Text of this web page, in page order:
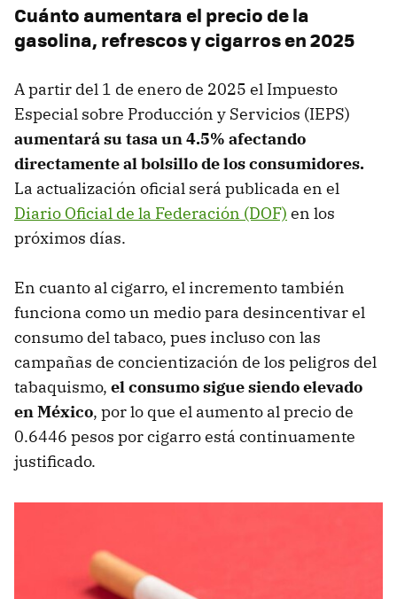
Cuánto aumentara el precio de la
gasolina, refrescos y cigarros en 2025
A partir del 1 de enero de 2025 el Impuesto
Especial sobre Producción y Servicios (IEPS)
aumentará su tasa un 4.5% afectando
directamente al bolsillo de los consumidores.
La actualización oficial será publicada en el
Diario Oficial de la Federación (DOF) en los
próximos días.
En cuanto al cigarro, el incremento también
funciona como un medio para desincentivar el
consumo del tabaco, pues incluso con las
campañas de concientización de los peligros del
tabaquismo, el consumo sigue siendo elevado
en México, por lo que el aumento al precio de
0.6446 pesos por cigarro está continuamente
justificado.